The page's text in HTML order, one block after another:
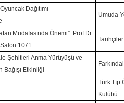
Dağıtımı
Umuda
Müdafasında Önemi” Prof Dr
1071
Şehitleri Anma Yürüyüşü ve
Bağışı Etkinliği
Türk Tıp
Kulübü